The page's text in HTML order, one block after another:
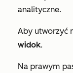
analityczne.
Aby utworzyć
widok.
Na prawym